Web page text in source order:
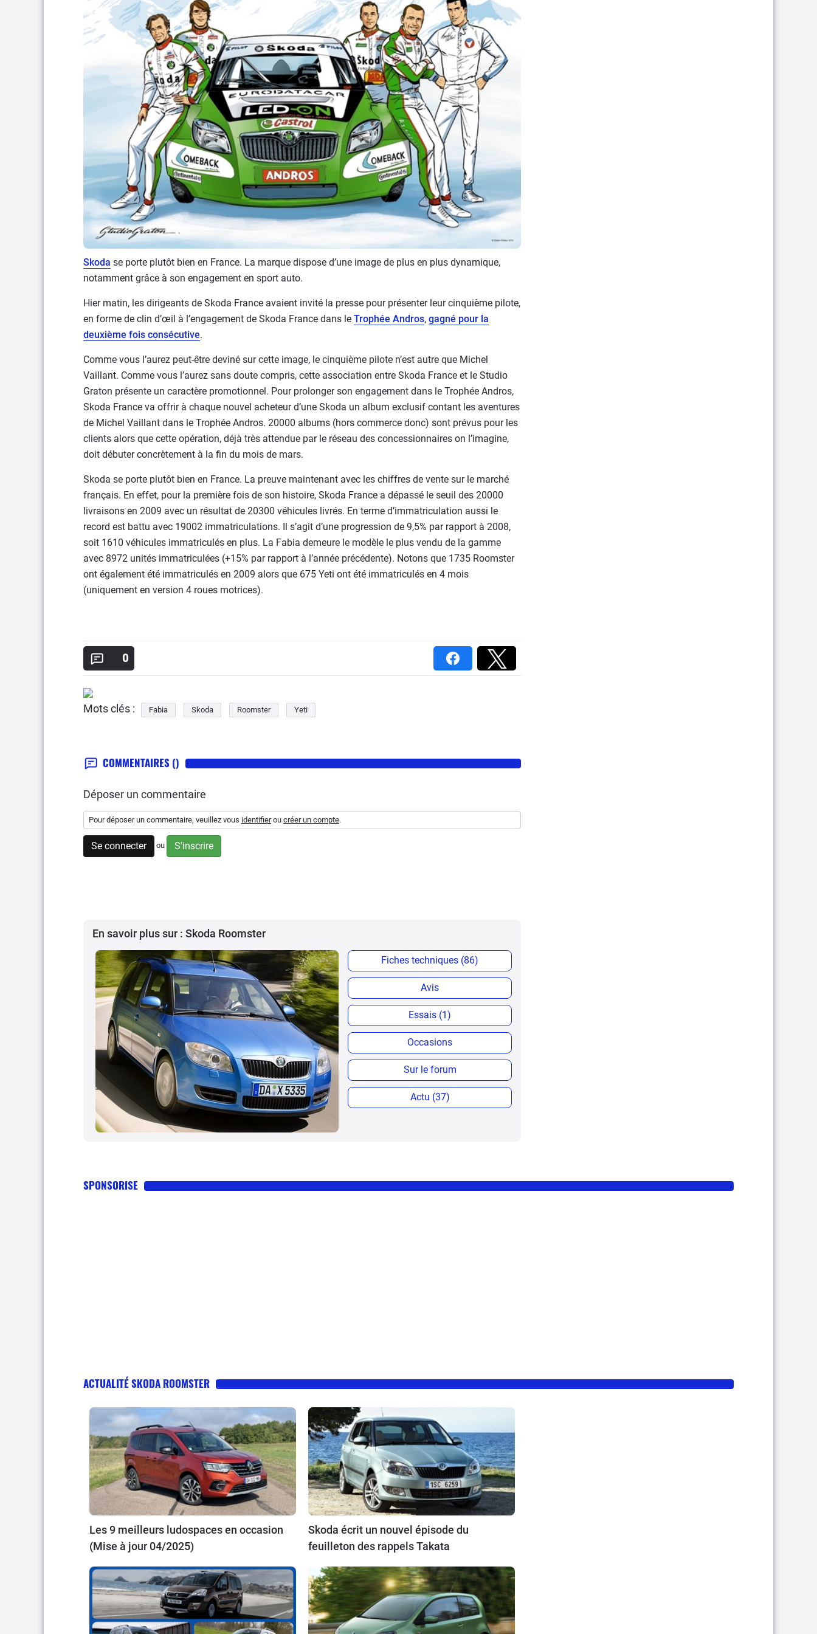
Skoda se porte plutôt bien en France. La marque dispose d’une image de plus en plus dynamique,
notamment grâce à son engagement en sport auto.
Hier matin, les dirigeants de Skoda France avaient invité la presse pour présenter leur cinquième pilote,
en forme de clin d’œil à l’engagement de Skoda France dans le Trophée Andros, gagné pour la
deuxième fois consécutive.
Comme vous l’aurez peut-être deviné sur cette image, le cinquième pilote n’est autre que Michel
Vaillant. Comme vous l’aurez sans doute compris, cette association entre Skoda France et le Studio
Graton présente un caractère promotionnel. Pour prolonger son engagement dans le Trophée Andros,
Skoda France va offrir à chaque nouvel acheteur d’une Skoda un album exclusif contant les aventures
de Michel Vaillant dans le Trophée Andros. 20000 albums (hors commerce donc) sont prévus pour les
clients alors que cette opération, déjà très attendue par le réseau des concessionnaires on l’imagine,
doit débuter concrètement à la fin du mois de mars.
Skoda se porte plutôt bien en France. La preuve maintenant avec les chiffres de vente sur le marché
français. En effet, pour la première fois de son histoire, Skoda France a dépassé le seuil des 20000
livraisons en 2009 avec un résultat de 20300 véhicules livrés. En terme d’immatriculation aussi le
record est battu avec 19002 immatriculations. Il s’agit d’une progression de 9,5% par rapport à 2008,
soit 1610 véhicules immatriculés en plus. La Fabia demeure le modèle le plus vendu de la gamme
avec 8972 unités immatriculées (+15% par rapport à l’année précédente). Notons que 1735 Roomster
ont également été immatriculés en 2009 alors que 675 Yeti ont été immatriculés en 4 mois
(uniquement en version 4 roues motrices).
0
Mots clés : Fabia Skoda Roomster Yeti
COMMENTAIRES ()
Déposer un commentaire
Pour déposer un commentaire, veuillez vous identifierou créer un compte.
Se connecter ou S'inscrire
En savoir plus sur : Skoda Roomster
Fiches techniques (86)
Avis
Essais (1)
Occasions
Sur le forum
Actu (37)
SPONSORISE
ACTUALITÉ SKODA ROOMSTER
Les 9 meilleurs ludospaces en occasion
(Mise à jour 04/2025)
Skoda écrit un nouvel épisode du
feuilleton des rappels Takata